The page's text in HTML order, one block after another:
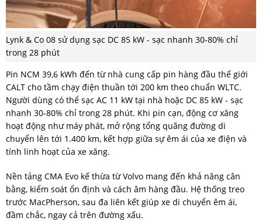
Lynk & Co 08 sử dụng sạc DC 85 kW - sạc nhanh 30-80% chỉ
trong 28 phút
Pin NCM 39,6 kWh đến từ nhà cung cấp pin hàng đầu thế giới
CALT cho tầm chạy điện thuần tới 200 km theo chuẩn WLTC.
Người dùng có thể sạc AC 11 kW tại nhà hoặc DC 85 kW - sạc
nhanh 30-80% chỉ trong 28 phút. Khi pin cạn, động cơ xăng
hoạt động như máy phát, mở rộng tổng quãng đường di
chuyển lên tới 1.400 km, kết hợp giữa sự êm ái của xe điện và
tính linh hoạt của xe xăng.
Nền tảng CMA Evo kế thừa từ Volvo mang đến khả năng cân
bằng, kiểm soát ổn định và cách âm hàng đầu. Hệ thống treo
trước MacPherson, sau đa liên kết giúp xe di chuyển êm ái,
đầm chắc, ngay cả trên đường xấu.